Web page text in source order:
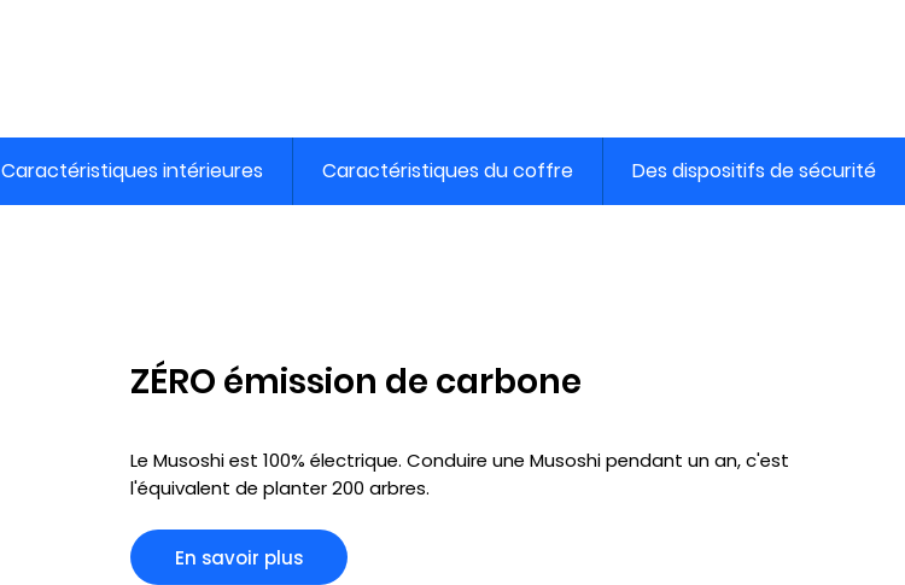
Caractéristiques intérieures Caractéristiques du coffre Des dispositifs de sécurité
ZÉRO émission de carbone
Le Musoshi est 100% électrique. Conduire une Musoshi pendant un an, c'est
l'équivalent de planter 200 arbres.
En savoir plus